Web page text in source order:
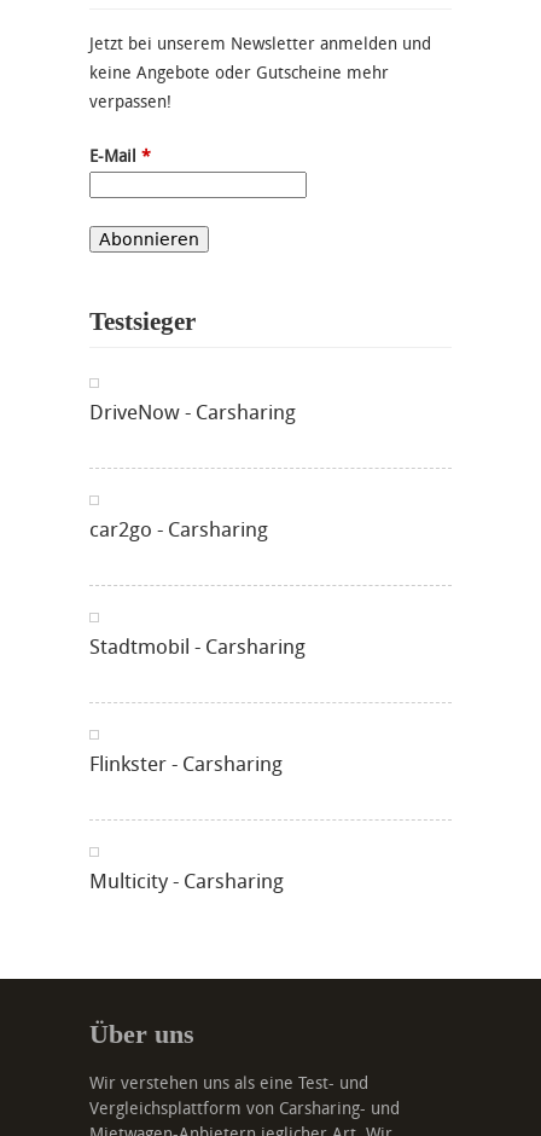
Jetzt bei unserem Newsletter anmelden und
keine Angebote oder Gutscheine mehr
verpassen!
E-Mail *
Testsieger
DriveNow - Carsharing
car2go - Carsharing
Stadtmobil - Carsharing
Flinkster - Carsharing
Multicity - Carsharing
Über uns
Wir verstehen uns als eine Test- und
Vergleichsplattform von Carsharing- und